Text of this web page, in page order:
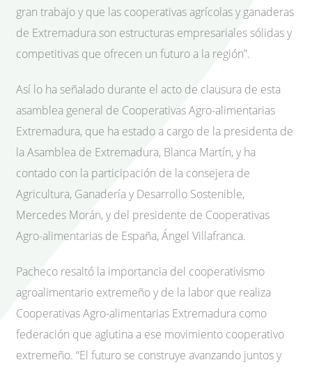
gran trabajo y que las cooperativas agrícolas y ganaderas
de Extremadura son estructuras empresariales sólidas y
competitivas que ofrecen un futuro a la región”.
Así lo ha señalado durante el acto de clausura de esta
asamblea general de Cooperativas Agro-alimentarias
Extremadura, que ha estado a cargo de la presidenta de
la Asamblea de Extremadura, Blanca Martín, y ha
contado con la participación de la consejera de
Agricultura, Ganadería y Desarrollo Sostenible,
Mercedes Morán, y del presidente de Cooperativas
Agro-alimentarias de España, Ángel Villafranca.
Pacheco resaltó la importancia del cooperativismo
agroalimentario extremeño y de la labor que realiza
Cooperativas Agro-alimentarias Extremadura como
federación que aglutina a ese movimiento cooperativo
extremeño. “El futuro se construye avanzando juntos y